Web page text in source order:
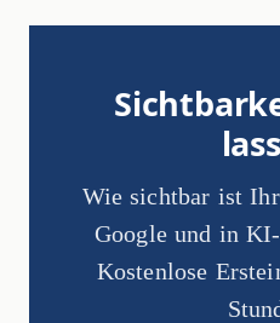
Wie sichtbar ist
Google und in
Kostenlose